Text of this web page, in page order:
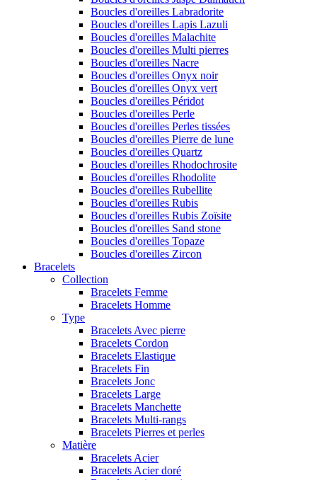
Boucles d'oreilles Labradorite
Boucles d'oreilles Lapis Lazuli
Boucles d'oreilles Malachite
Boucles d'oreilles Multi pierres
Boucles d'oreilles Nacre
Boucles d'oreilles Onyx noir
Boucles d'oreilles Onyx vert
Boucles d'oreilles Péridot
Boucles d'oreilles Perle
Boucles d'oreilles Perles tissées
Boucles d'oreilles Pierre de lune
Boucles d'oreilles Quartz
Boucles d'oreilles Rhodochrosite
Boucles d'oreilles Rhodolite
Boucles d'oreilles Rubellite
Boucles d'oreilles Rubis
Boucles d'oreilles Rubis Zoïsite
Boucles d'oreilles Sand stone
Boucles d'oreilles Topaze
Boucles d'oreilles Zircon
Bracelets
Collection
Bracelets Femme
Bracelets Homme
Type
Bracelets Avec pierre
Bracelets Cordon
Bracelets Elastique
Bracelets Fin
Bracelets Jonc
Bracelets Large
Bracelets Manchette
Bracelets Multi-rangs
Bracelets Pierres et perles
Matière
Bracelets Acier
Bracelets Acier doré